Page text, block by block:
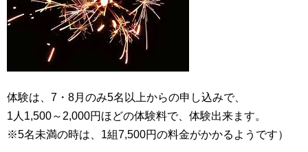
体験は、7・8月のみ5名以上からの申し込みで、
1人1,500～2,000円ほどの体験料で、体験出来ます。
※5名未満の時は、1組7,500円の料金がかかるようです）